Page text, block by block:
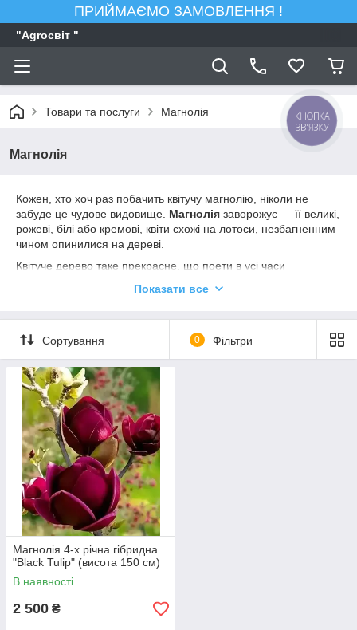
ПРИЙМАЄМО ЗАМОВЛЕННЯ !
"Agroсвiт "
Товари та послуги Магнолія
Магнолія
Кожен, хто хоч раз побачить квітучу магнолію, ніколи не
забуде це чудове видовище. Магнолія заворожує — її великі,
рожеві, білі або кремові, квіти схожі на лотоси, незбагненним
чином опинилися на дереві.
Квітуче дерево таке прекрасне, що поети в усі часи
Магнолія — реліктовий (викопаний) вигляд. Перші
екземпляри з'явилися раніше, ніж бджоли, тому
рослина пристосувалася запилятися за допомогою
жуків. Деякі, виявлені у формі скам'янілостей рослини,
мають вік не менш ніж 95 млн років. Сліди стародавніх
магнолій були знайдені археологами на сахаліні, у
Приральї, у басейнах Волги та Дона. Таке відкриття
говорить про те, що сучасний суворий клімат цих
районів був набагато м'якшим.
Квіти, плоди та листя часто використовуються в
народній медицині як засіб для стабілізації тиску,
зменшення серцевих болів і у разі проблем із травним
трактом. А ефірна олія, що отримується з різних частин
рослини, здатна вилікувати простудні захворювання.
використовує й офіційна медицина.
Магнолія часто використовується в парфумерній
Показати все
Сортування 0 Фільтри
Магнолія 4-х річна гібридна
"Black Tulip" (висота 150 см)
В наявності
2 500 ₴
КНОПКА
ЗВ'ЯЗКУ